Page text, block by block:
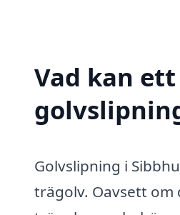
Vad kan
Golvslipning i
trägolv. Oavsett